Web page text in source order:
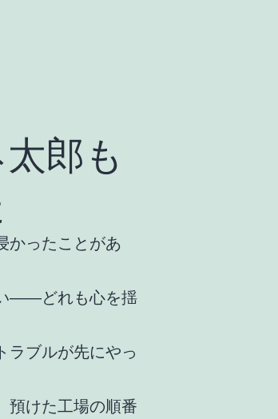
郎も
かったことがあ
――どれも心を揺
ラブルが先にやっ
預けた工場の順番